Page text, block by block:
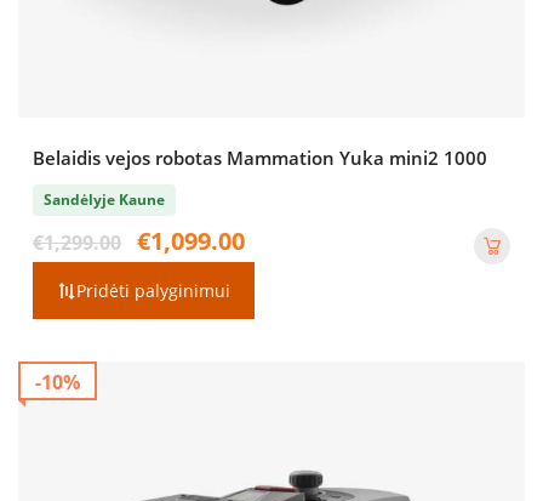
Belaidis vejos robotas Mammation Yuka mini2 1000
Sandėlyje Kaune
€1,299.00
Original
price
was:
€1,299.00.
€1,099.00
Pridėti palyginimui
-10%